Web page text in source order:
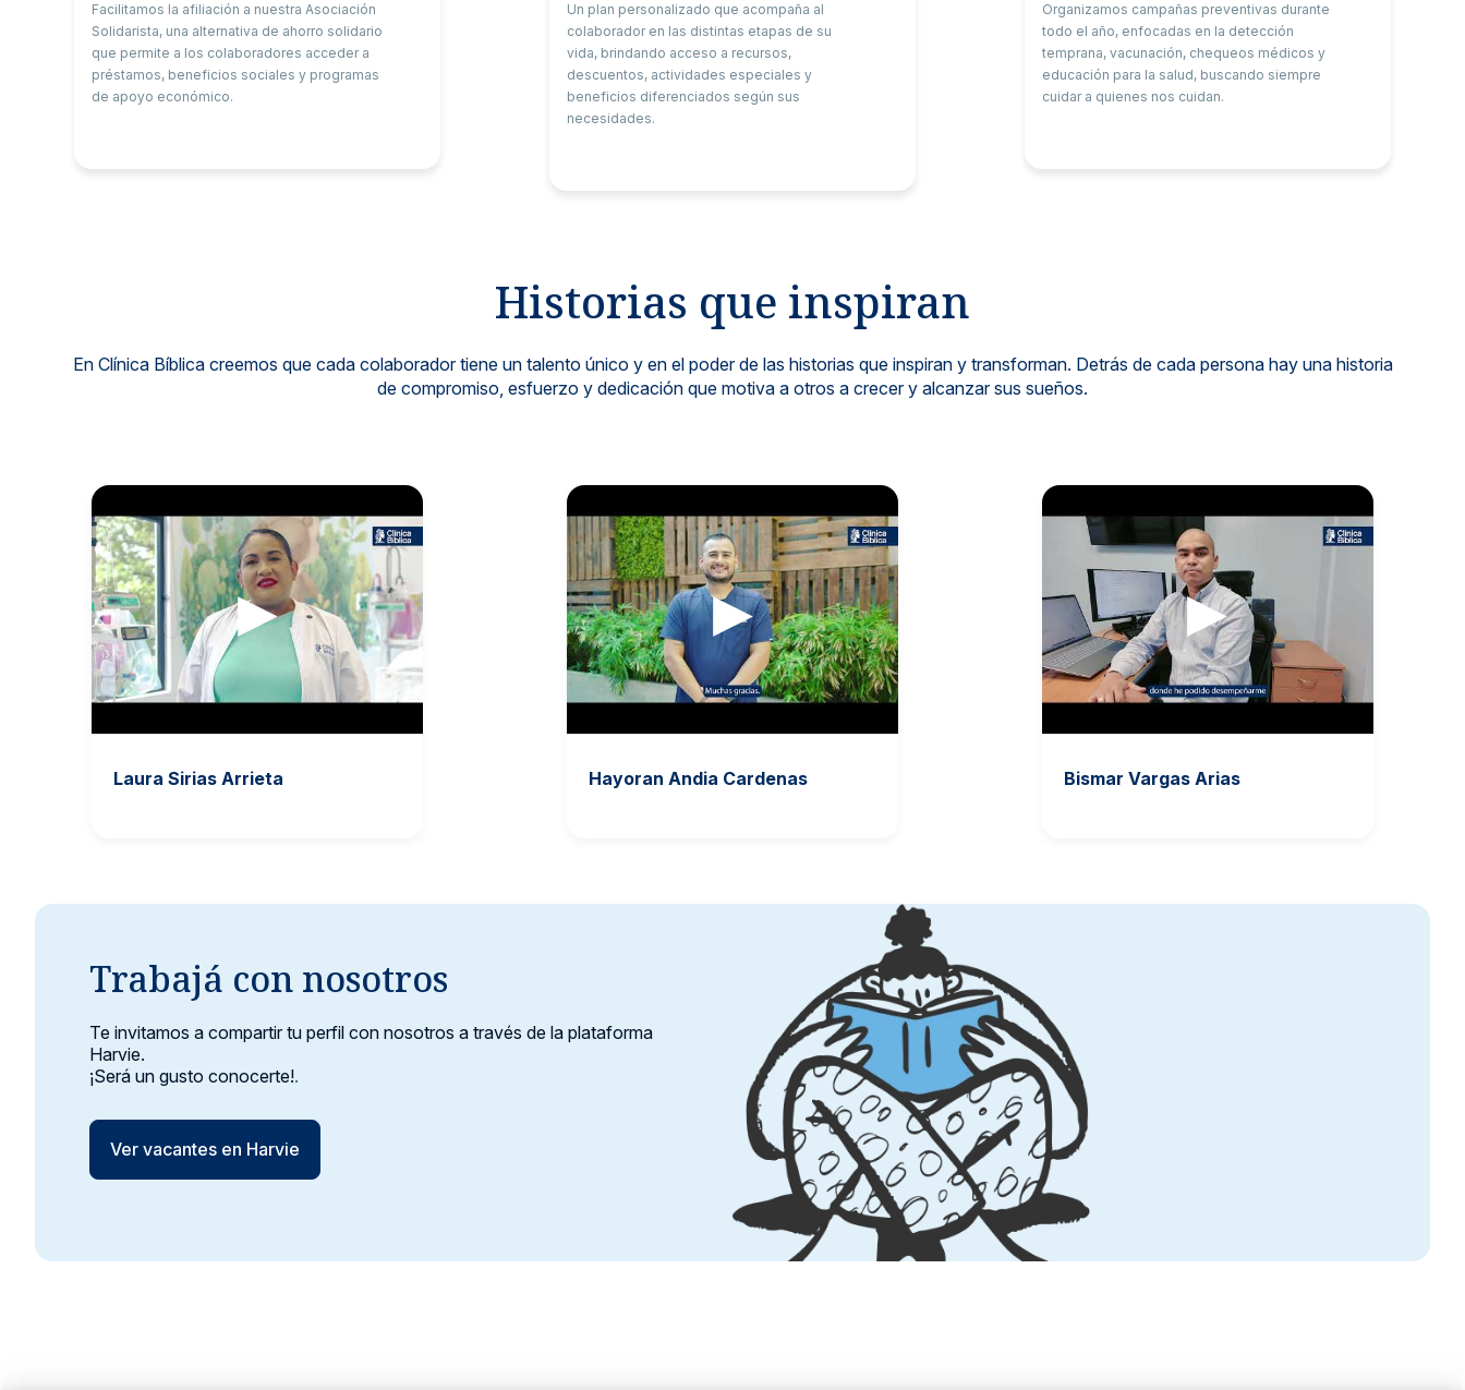
Facilitamos la afiliación a nuestra Asociación
Solidarista, una alternativa de ahorro solidario
que permite a los colaboradores acceder a
préstamos, beneficios sociales y programas
de apoyo económico.
Un plan personalizado que acompaña al
colaborador en las distintas etapas de su
vida, brindando acceso a recursos,
descuentos, actividades especiales y
beneficios diferenciados según sus
necesidades.
Organizamos campañas preventivas durante
todo el año, enfocadas en la detección
temprana, vacunación, chequeos médicos y
educación para la salud, buscando siempre
cuidar a quienes nos cuidan.
Historias que inspiran
En Clínica Bíblica creemos que cada colaborador tiene un talento único y en el poder de las historias que inspiran y transforman. Detrás de cada persona hay una historia
de compromiso, esfuerzo y dedicación que motiva a otros a crecer y alcanzar sus sueños.
▶
Laura Sirias Arrieta
▶
Hayoran Andia Cardenas
▶
Bismar Vargas Arias
Trabajá con nosotros
Te invitamos a compartir tu perfil con nosotros a través de la plataforma
Harvie.
¡Será un gusto conocerte!.
Ver vacantes en Harvie